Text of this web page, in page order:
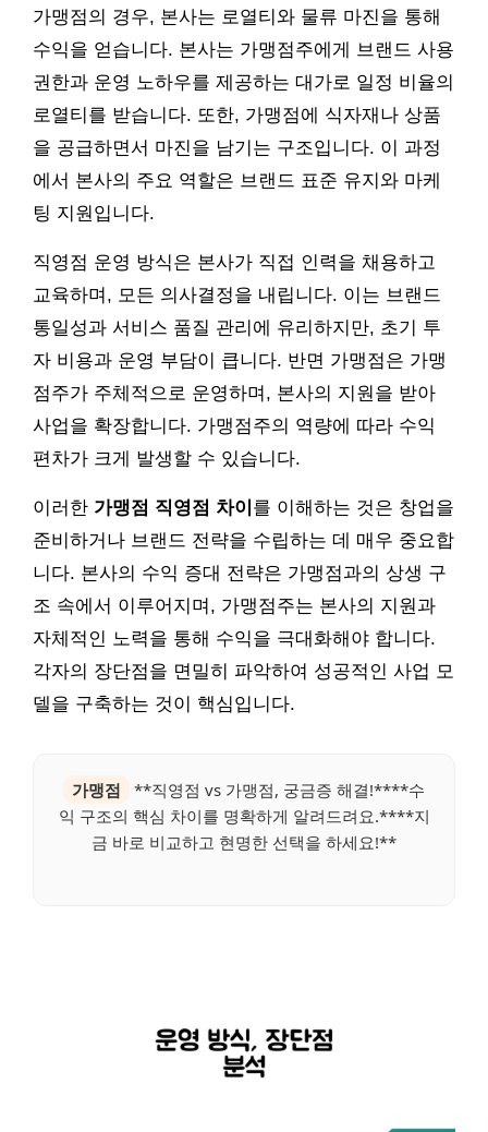
가맹점의 경우, 본사는 로열티와 물류 마진을 통해
수익을 얻습니다. 본사는 가맹점주에게 브랜드 사용
권한과 운영 노하우를 제공하는 대가로 일정 비율의
로열티를 받습니다. 또한, 가맹점에 식자재나 상품
을 공급하면서 마진을 남기는 구조입니다. 이 과정
에서 본사의 주요 역할은 브랜드 표준 유지와 마케
팅 지원입니다.
직영점 운영 방식은 본사가 직접 인력을 채용하고
교육하며, 모든 의사결정을 내립니다. 이는 브랜드
통일성과 서비스 품질 관리에 유리하지만, 초기 투
자 비용과 운영 부담이 큽니다. 반면 가맹점은 가맹
점주가 주체적으로 운영하며, 본사의 지원을 받아
사업을 확장합니다. 가맹점주의 역량에 따라 수익
편차가 크게 발생할 수 있습니다.
이러한 가맹점 직영점 차이 를 이해하는 것은 창업을
준비하거나 브랜드 전략을 수립하는 데 매우 중요합
니다. 본사의 수익 증대 전략은 가맹점과의 상생 구
조 속에서 이루어지며, 가맹점주는 본사의 지원과
자체적인 노력을 통해 수익을 극대화해야 합니다.
각자의 장단점을 면밀히 파악하여 성공적인 사업 모
델을 구축하는 것이 핵심입니다.
가맹점
**직영점 vs 가맹점, 궁금증 해결!****수
익 구조의 핵심 차이를 명확하게 알려드려요.****지
금 바로 비교하고 현명한 선택을 하세요!**